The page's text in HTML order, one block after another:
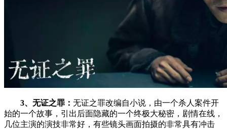
3、无证之罪： 无证之罪改编自小说，由一个杀人案件开
始的一个故事，引出后面隐藏的一个终极大秘密，剧情在线，
几位主演的演技非常好，有些镜头画面拍摄的非常具有冲击